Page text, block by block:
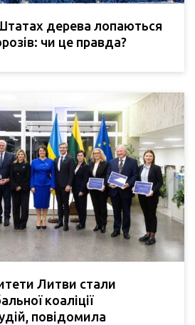
дерева лопаються
чи це правда?
Литви стали
коаліції
повідомила